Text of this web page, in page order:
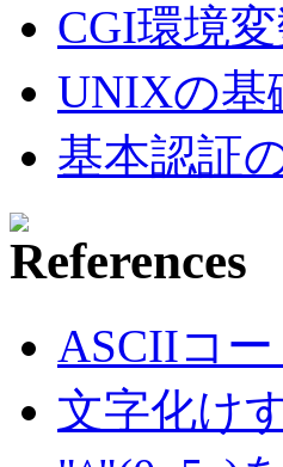
CGI環境
UNIXの基
基本認証
ASCIIコ
文字化け